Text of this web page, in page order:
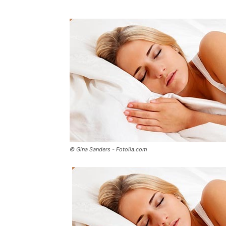
© Gina Sanders - Fotolia.com